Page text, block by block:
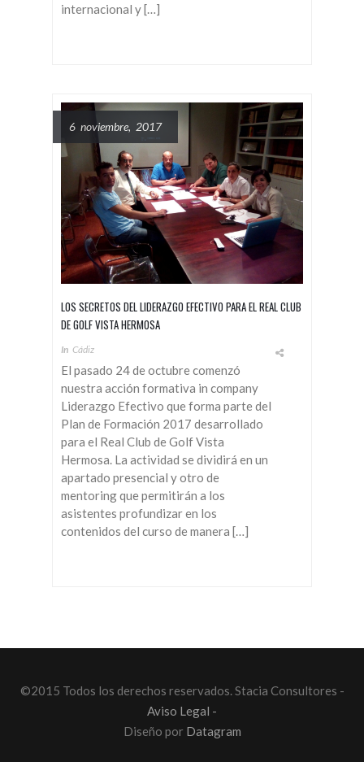
internacional y […]
6 noviembre, 2017
LOS SECRETOS DEL LIDERAZGO EFECTIVO PARA EL REAL CLUB
DE GOLF VISTA HERMOSA
In Cádiz
El pasado 24 de octubre comenzó
nuestra acción formativa in company
Liderazgo Efectivo que forma parte del
Plan de Formación 2017 desarrollado
para el Real Club de Golf Vista
Hermosa. La actividad se dividirá en un
apartado presencial y otro de
mentoring que permitirán a los
asistentes profundizar en los
contenidos del curso de manera […]
©2015 Todos los derechos reservados. Stacia Consultores -
Aviso Legal -
Diseño por Datagram